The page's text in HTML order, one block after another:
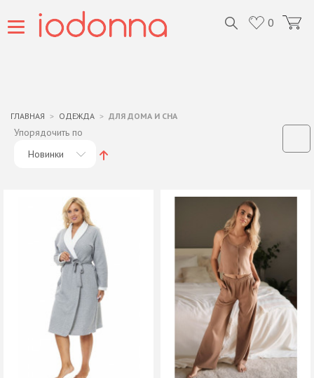
0
ГЛАВНАЯ ОДЕЖДА ДЛЯ ДОМА И СНА
Упорядочить по
Новинки